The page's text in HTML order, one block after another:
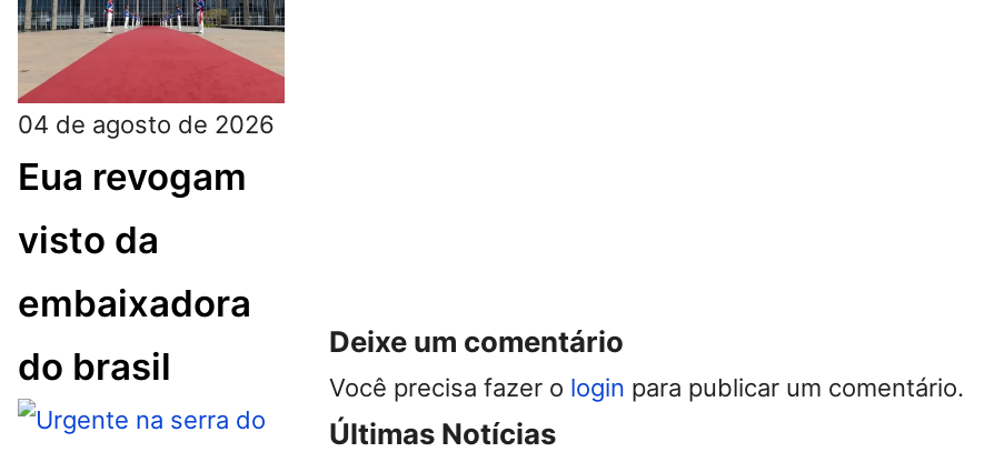
04 de agosto de 2026
Eua revogam
visto da
embaixadora
do brasil
Deixe um comentário
Você precisa fazer o login para publicar um comentário.
Últimas Notícias